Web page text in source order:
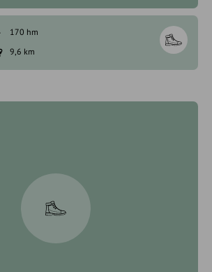
170 hm
9,6 km